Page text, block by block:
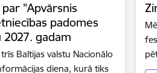
"Apvārsnis
padomes
gadam
Baltijas valstu Nacionālo
diena, kurā tiks